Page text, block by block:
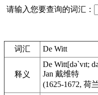
请输入您要查询的词汇：
词汇 De Witt
释义
De Witt[də`vɪt;
Jan 戴维特
(1625-1672, 荷